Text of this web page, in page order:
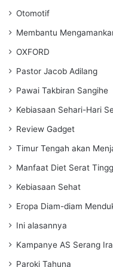
Otomotif
Membantu
OXFORD
Pastor Jacob Adilang
Pawai Takbiran Sangihe
Kebiasaan Sehari-Hari
Review Gadget
Timur Tengah akan
Manfaat Diet Serat
Kebiasaan Sehat
Eropa Diam-diam
Ini alasannya
Kampanye AS Serang
Paroki Tahuna